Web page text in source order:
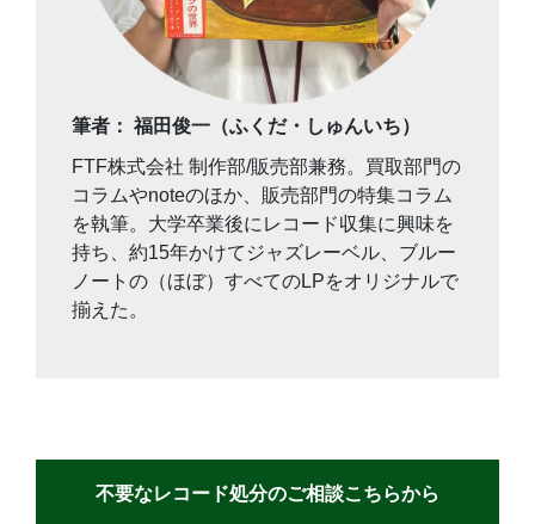
筆者： 福田俊一（ふくだ・しゅんいち）
FTF株式会社 制作部/販売部兼務。買取部門の
コラムやnoteのほか、販売部門の特集コラム
を執筆。大学卒業後にレコード収集に興味を
持ち、約15年かけてジャズレーベル、ブルー
ノートの（ほぼ）すべてのLPをオリジナルで
揃えた。
不要なレコード処分のご相談こちらから